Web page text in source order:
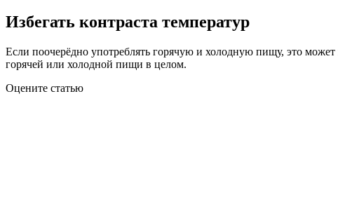
Избегать контраста температур
Если поочерёдно употреблять горячую и холодную пищу, это
горячей или холодной пищи в целом.
Оцените статью